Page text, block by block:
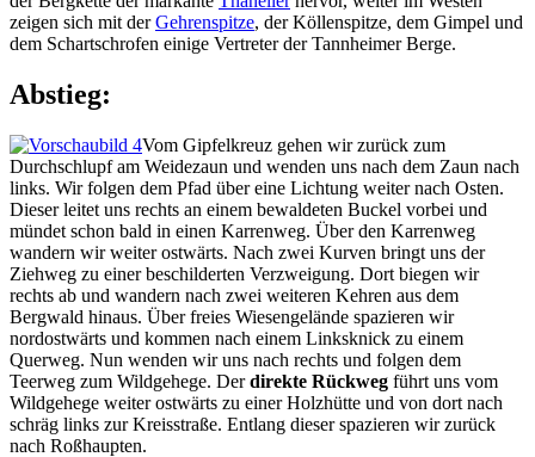
zeigen sich mit derGehrenspitze, der Köllenspitze, dem Gimpel und
dem Schartschrofen einige Vertreter der Tannheimer Berge.
Abstieg:
Vom Gipfelkreuz gehen wir zurück zum
Durchschlupf am Weidezaun und wenden uns nach dem Zaun nach
links. Wir folgen dem Pfad über eine Lichtung weiter nach Osten.
Dieser leitet uns rechts an einem bewaldeten Buckel vorbei und
mündet schon bald in einen Karrenweg. Über den Karrenweg
wandern wir weiter ostwärts. Nach zwei Kurven bringt uns der
Ziehweg zu einer beschilderten Verzweigung. Dort biegen wir
rechts ab und wandern nach zwei weiteren Kehren aus dem
Bergwald hinaus. Über freies Wiesengelände spazieren wir
nordostwärts und kommen nach einem Linksknick zu einem
Querweg. Nun wenden wir uns nach rechts und folgen dem
Teerweg zum Wildgehege. Derdirekte Rückweg führt uns vom
Wildgehege weiter ostwärts zu einer Holzhütte und von dort nach
schräg links zur Kreisstraße. Entlang dieser spazieren wir zurück
nach Roßhaupten.